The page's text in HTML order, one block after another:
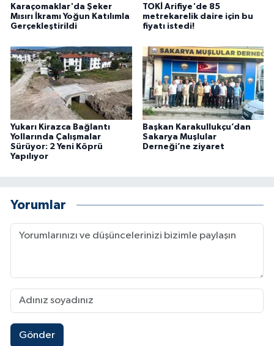
Karaçomaklar'da Şeker
Mısırı İkramı Yoğun Katılımla
Gerçekleştirildi
TOKİ Arifiye'de 85
metrekarelik daire için bu
fiyatı istedi!
Yukarı Kirazca Bağlantı
Yollarında Çalışmalar
Sürüyor: 2 Yeni Köprü
Yapılıyor
Başkan Karakullukçu’dan
Sakarya Muşlular
Derneği’ne ziyaret
Yorumlar
Gönder